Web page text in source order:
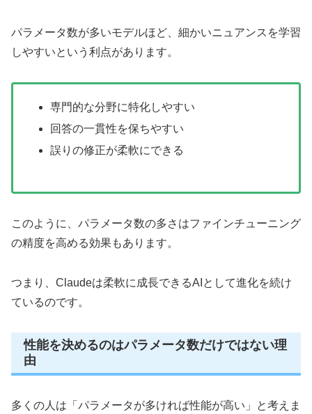
パラメータ数が多いモデルほど、細かいニュアンスを学習
しやすいという利点があります。
専門的な分野に特化しやすい
回答の一貫性を保ちやすい
誤りの修正が柔軟にできる
このように、パラメータ数の多さはファインチューニング
の精度を高める効果もあります。
つまり、Claudeは柔軟に成長できるAIとして進化を続け
ているのです。
性能を決めるのはパラメータ数だけではない理
由
多くの人は「パラメータが多ければ性能が高い」と考えま